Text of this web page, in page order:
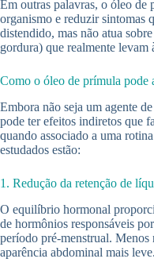
Em outras palavras, o óleo
organismo e reduzir sintomas
distendido, mas não atua
gordura) que realmente
Como o óleo de prímula pode
Embora não seja um agente
pode ter efeitos indiretos que
quando associado a uma
estudados estão:
1. Redução da retenção de
O equilíbrio hormonal
de hormônios responsáveis
período pré-menstrual. Menos
aparência abdominal mais leve.